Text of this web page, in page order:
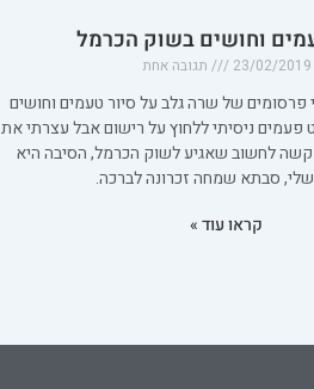
וחושים בשוק הכרמל
23/02/2019 תגובה אחת
של שרה גלב על סיור טעמים וחושים
ניסיתי ללחוץ על רישום אבל עצרתי את
קשה לחשוב שאגיע לשוק הכרמל, הסיבה היא
סבתא שמחה זכרונה לברכה.
קראו עוד »